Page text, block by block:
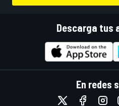
Descarga tus
En redes